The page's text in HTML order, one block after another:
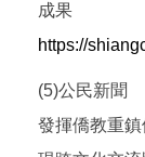
成果
https://
(5)公民新聞
發揮僑教重